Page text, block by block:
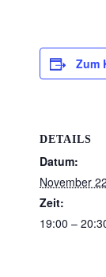
Zum
DETAILS
Datum:
November 22
Zeit:
19:00 –